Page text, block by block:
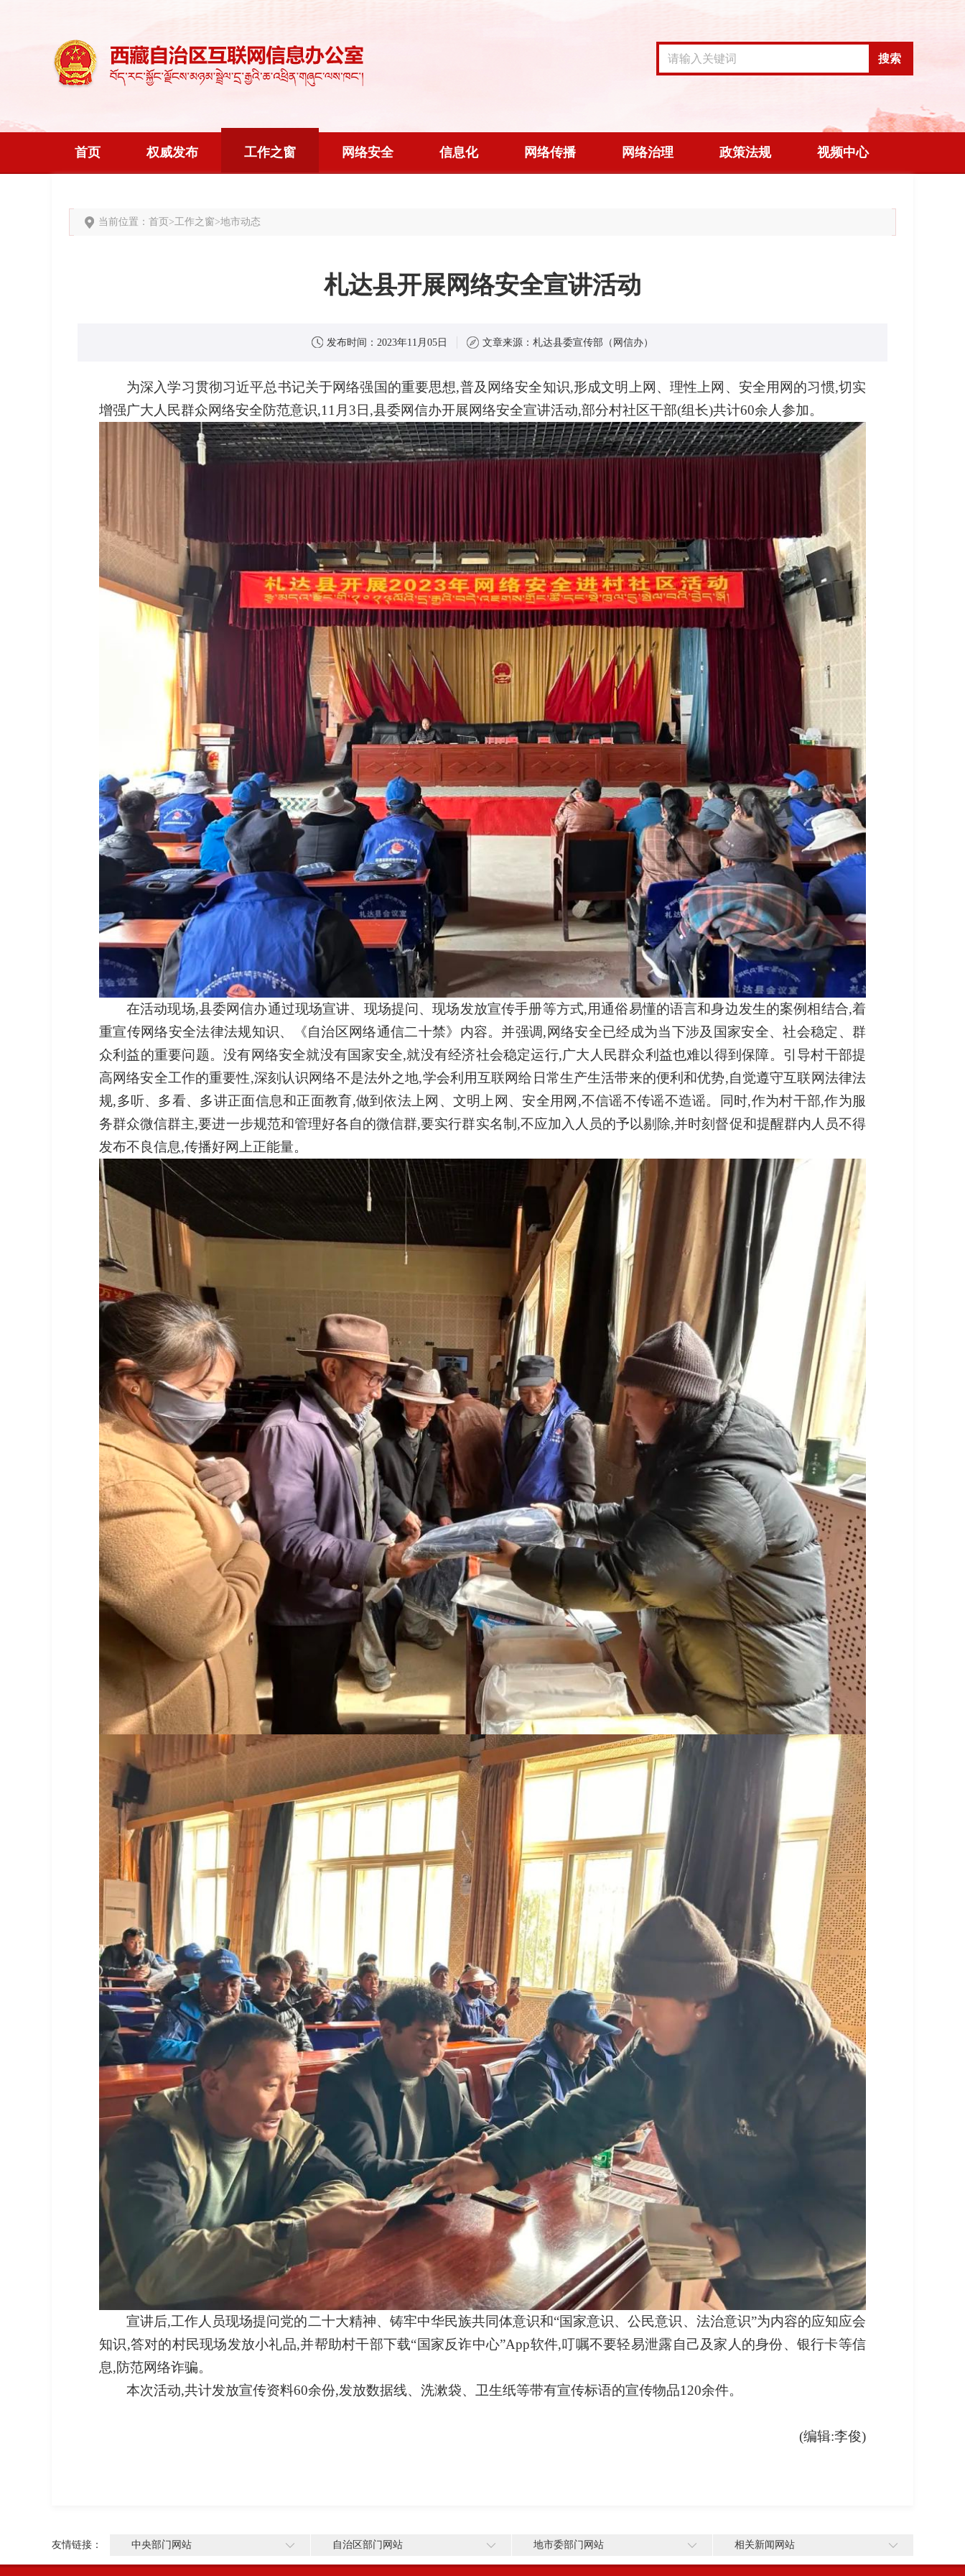
搜索
首页 权威发布 工作之窗 网络安全 信息化 网络传播 网络治理 政策法规 视频中心
当前位置： 首页 >工作之窗>地市动态
札达县开展网络安全宣讲活动
发布时间： 2023年11月05日 文章来源： 札达县委宣传部（网信办）
为深入学习贯彻习近平总书记关于网络强国的重要思想,普及网络安全知识,形成文明上网、理性上网、安全用网的习惯,切实
增强广大人民群众网络安全防范意识,11月3日,县委网信办开展网络安全宣讲活动,部分村社区干部(组长)共计60余人参加。
在活动现场,县委网信办通过现场宣讲、现场提问、现场发放宣传手册等方式,用通俗易懂的语言和身边发生的案例相结合,着
重宣传网络安全法律法规知识、《自治区网络通信二十禁》内容。并强调,网络安全已经成为当下涉及国家安全、社会稳定、群
众利益的重要问题。没有网络安全就没有国家安全,就没有经济社会稳定运行,广大人民群众利益也难以得到保障。引导村干部提
高网络安全工作的重要性,深刻认识网络不是法外之地,学会利用互联网给日常生产生活带来的便利和优势,自觉遵守互联网法律法
规,多听、多看、多讲正面信息和正面教育,做到依法上网、文明上网、安全用网,不信谣不传谣不造谣。同时,作为村干部,作为服
务群众微信群主,要进一步规范和管理好各自的微信群,要实行群实名制,不应加入人员的予以剔除,并时刻督促和提醒群内人员不得
发布不良信息,传播好网上正能量。
宣讲后,工作人员现场提问党的二十大精神、铸牢中华民族共同体意识和“国家意识、公民意识、法治意识”为内容的应知应会
知识,答对的村民现场发放小礼品,并帮助村干部下载“国家反诈中心”App软件,叮嘱不要轻易泄露自己及家人的身份、银行卡等信
息,防范网络诈骗。
本次活动,共计发放宣传资料60余份,发放数据线、洗漱袋、卫生纸等带有宣传标语的宣传物品120余件。
(编辑:李俊)
友情链接： 中央部门网站 自治区部门网站 地市委部门网站 相关新闻网站